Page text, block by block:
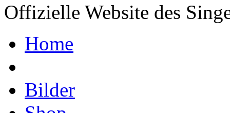
Offizielle Website des
Home
Bilder